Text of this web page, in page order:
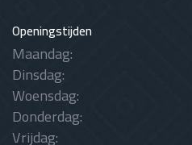
Openingstijden
Maandag:
Dinsdag:
Woensdag:
Donderdag:
Vrijdag: